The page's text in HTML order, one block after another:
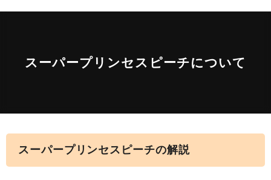
スーパープリンセスピーチについて
スーパープリンセスピーチの解説